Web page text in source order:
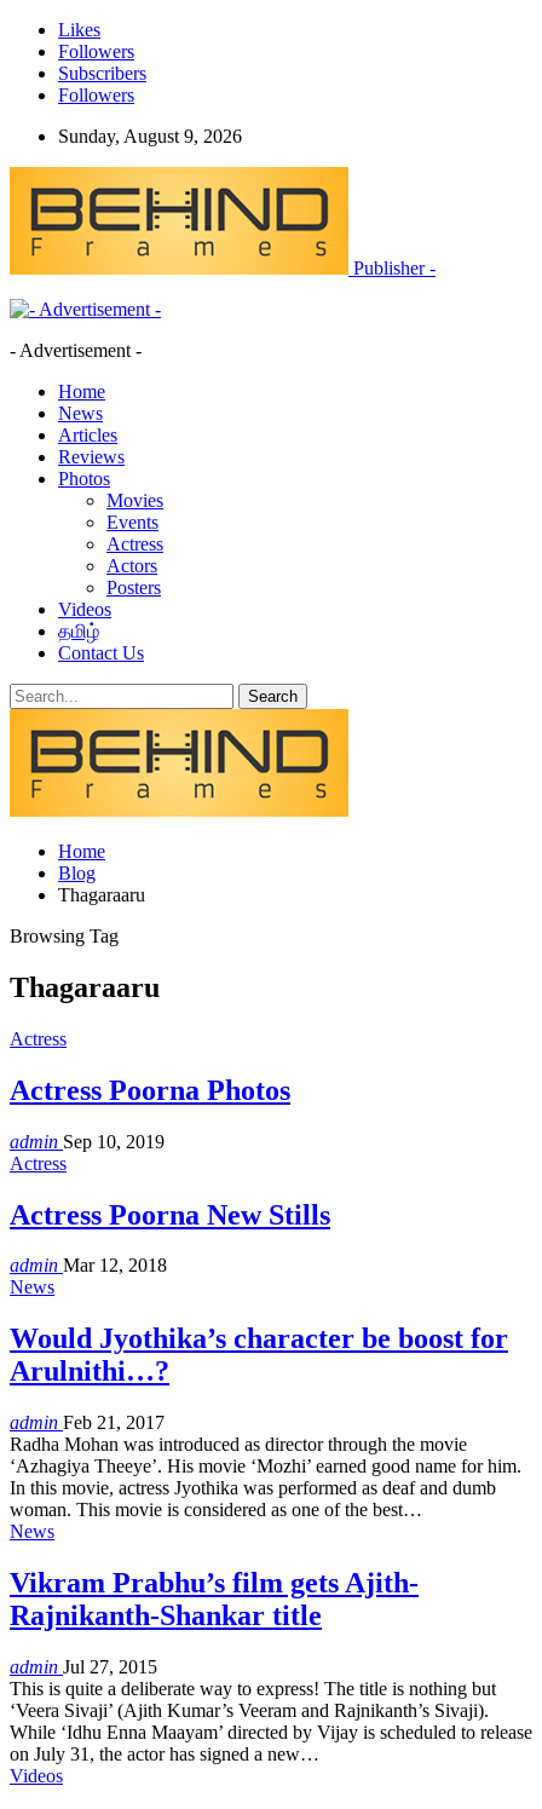
Likes
Followers
Subscribers
Followers
Sunday, August 9, 2026
Publisher -
- Advertisement -
Home
News
Articles
Reviews
Photos
Movies
Events
Actress
Actors
Posters
Videos
தமிழ்
Contact Us
Home
Blog
Thagaraaru
Browsing Tag
Thagaraaru
Actress
Actress Poorna Photos
admin Sep 10, 2019
Actress
Actress Poorna New Stills
admin Mar 12, 2018
News
Would Jyothika’s character be boost for
Arulnithi…?
admin Feb 21, 2017
Radha Mohan was introduced as director through the movie
‘Azhagiya Theeye’. His movie ‘Mozhi’ earned good name for him.
In this movie, actress Jyothika was performed as deaf and dumb
woman. This movie is considered as one of the best…
News
Vikram Prabhu’s film gets Ajith-
Rajnikanth-Shankar title
admin Jul 27, 2015
This is quite a deliberate way to express! The title is nothing but
‘Veera Sivaji’ (Ajith Kumar’s Veeram and Rajnikanth’s Sivaji).
While ‘Idhu Enna Maayam’ directed by Vijay is scheduled to release
on July 31, the actor has signed a new…
Videos